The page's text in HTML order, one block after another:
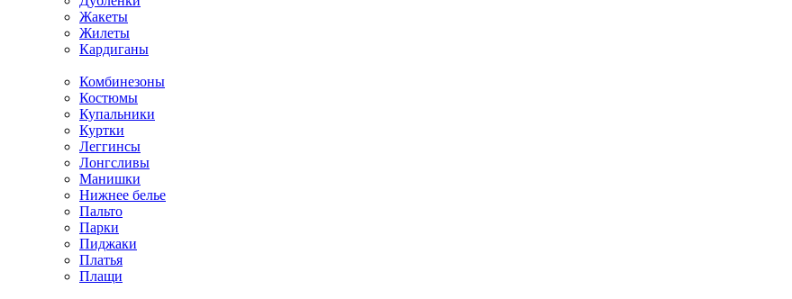
Жакеты
Жилеты
Кардиганы
Комбинезоны
Костюмы
Купальники
Куртки
Леггинсы
Лонгсливы
Манишки
Нижнее белье
Пальто
Парки
Пиджаки
Платья
Плащи